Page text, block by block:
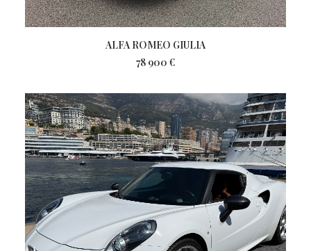
ALFA ROMEO GIULIA
78 900 €